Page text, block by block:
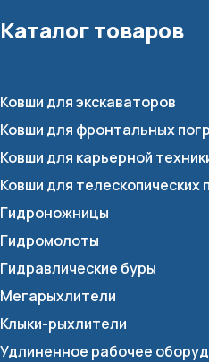
Каталог товаров
Ковши для экскаваторов
Ковши для фронтальных
Ковши для карьерной
Ковши для телескопических
Гидроножницы
Гидромолоты
Гидравлические буры
Мегарыхлители
Клыки-рыхлители
Удлиненное рабочее